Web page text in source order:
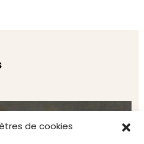
de cookies